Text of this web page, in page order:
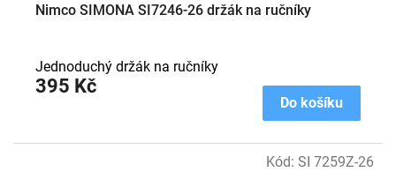
Nimco SIMONA SI7246-26 držák na ručníky
395 Kč
Do košíku
Jednoduchý držák na ručníky
Kód: SI 7259Z-26